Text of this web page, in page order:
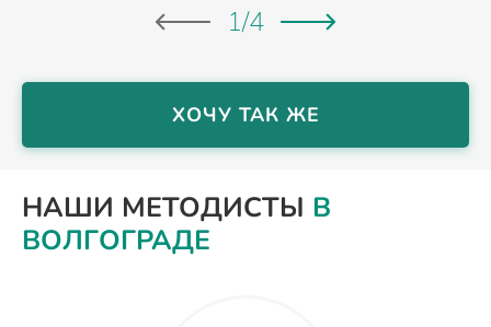
1/4
ХОЧУ ТАК ЖЕ
НАШИ МЕТОДИСТЫ В
ВОЛГОГРАДЕ